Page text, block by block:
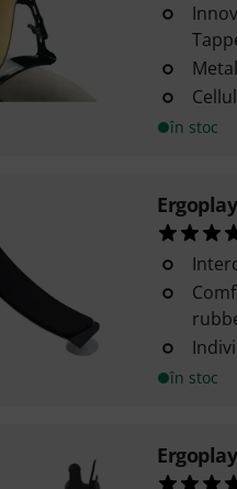
în stoc
Ergoplay
în stoc
Ergoplay